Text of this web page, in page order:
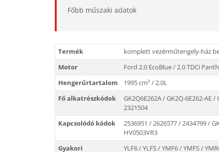
Főbb műszaki adatok
Termék
komplett vezérműtengely-ház
Motor
Ford 2.0 EcoBlue / 2.0 TDCi
Hengerűrtartalom
1995 cm³ / 2.0L
Fő alkatrészkódok
GK2Q6E262A / GK2Q-6E262-AE /
2321504
Kapcsolódó kódok
2536951 / 2626577 / 2434799 /
HV0503VR3
Gyakori
YLF6 / YLFS / YMF6 / YMFS /